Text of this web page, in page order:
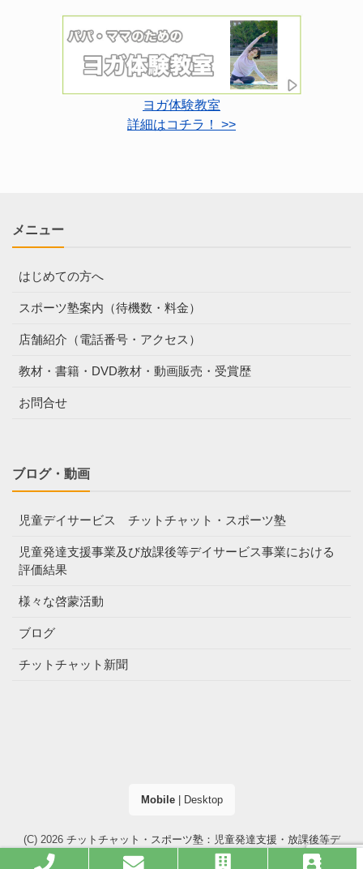
ヨガ体験教室
詳細はコチラ！ >>
メニュー
はじめての方へ
スポーツ塾案内（待機数・料金）
店舗紹介（電話番号・アクセス）
教材・書籍・DVD教材・動画販売・受賞歴
お問合せ
ブログ・動画
児童デイサービス チットチャット・スポーツ塾
児童発達支援事業及び放課後等デイサービス事業における
評価結果
様々な啓蒙活動
ブログ
チットチャット新聞
Mobile| Desktop
(C) 2026 チットチャット・スポーツ塾：児童発達支援・放課後等デ
イサービス（大阪市・高槻市）
. All right reserved.